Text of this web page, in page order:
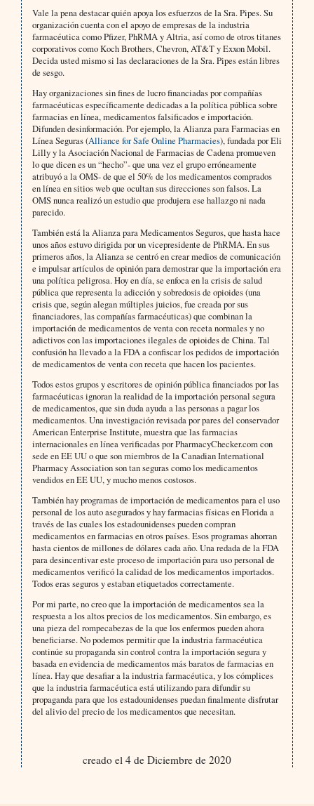
Vale la pena destacar quién apoya los esfuerzos de la Sra. Pipes. Su
organización cuenta con el apoyo de empresas de la industria
farmacéutica como Pfizer, PhRMA y Altria, así como de otros titanes
corporativos como Koch Brothers, Chevron, AT&T y Exxon Mobil.
Decida usted mismo si las declaraciones de la Sra. Pipes están libres
de sesgo.
Hay organizaciones sin fines de lucro financiadas por compañías
farmacéuticas específicamente dedicadas a la política pública sobre
farmacias en línea, medicamentos falsificados e importación.
Difunden desinformación. Por ejemplo, la Alianza para Farmacias en
Línea Seguras (Alliance for Safe Online Pharmacies), fundada por Eli
Lilly y la Asociación Nacional de Farmacias de Cadena promueven
lo que dicen es un “hecho”- que una vez el grupo erróneamente
atribuyó a la OMS- de que el 50% de los medicamentos comprados
en línea en sitios web que ocultan sus direcciones son falsos. La
OMS nunca realizó un estudio que produjera ese hallazgo ni nada
parecido.
También está la Alianza para Medicamentos Seguros, que hasta hace
unos años estuvo dirigida por un vicepresidente de PhRMA. En sus
primeros años, la Alianza se centró en crear medios de comunicación
e impulsar artículos de opinión para demostrar que la importación era
una política peligrosa. Hoy en día, se enfoca en la crisis de salud
pública que representa la adicción y sobredosis de opioides (una
crisis que, según alegan múltiples juicios, fue creada por sus
financiadores, las compañías farmacéuticas) que combinan la
importación de medicamentos de venta con receta normales y no
adictivos con las importaciones ilegales de opioides de China. Tal
confusión ha llevado a la FDA a confiscar los pedidos de importación
de medicamentos de venta con receta que hacen los pacientes.
Todos estos grupos y escritores de opinión pública financiados por las
farmacéuticas ignoran la realidad de la importación personal segura
de medicamentos, que sin duda ayuda a las personas a pagar los
medicamentos. Una investigación revisada por pares del conservador
American Enterprise Institute, muestra que las farmacias
internacionales en línea verificadas por PharmacyChecker.com con
sede en EE UU o que son miembros de la Canadian International
Pharmacy Association son tan seguras como los medicamentos
vendidos en EE UU, y mucho menos costosos.
También hay programas de importación de medicamentos para el uso
personal de los auto asegurados y hay farmacias físicas en Florida a
través de las cuales los estadounidenses pueden compran
medicamentos en farmacias en otros países. Esos programas ahorran
hasta cientos de millones de dólares cada año. Una redada de la FDA
para desincentivar este proceso de importación para uso personal de
medicamentos verificó la calidad de los medicamentos importados.
Todos eras seguros y estaban etiquetados correctamente.
Por mi parte, no creo que la importación de medicamentos sea la
respuesta a los altos precios de los medicamentos. Sin embargo, es
una pieza del rompecabezas de la que los enfermos pueden ahora
beneficiarse. No podemos permitir que la industria farmacéutica
continúe su propaganda sin control contra la importación segura y
basada en evidencia de medicamentos más baratos de farmacias en
línea. Hay que desafiar a la industria farmacéutica, y los cómplices
que la industria farmacéutica está utilizando para difundir su
propaganda para que los estadounidenses puedan finalmente disfrutar
del alivio del precio de los medicamentos que necesitan.
creado el 4 de Diciembre de 2020